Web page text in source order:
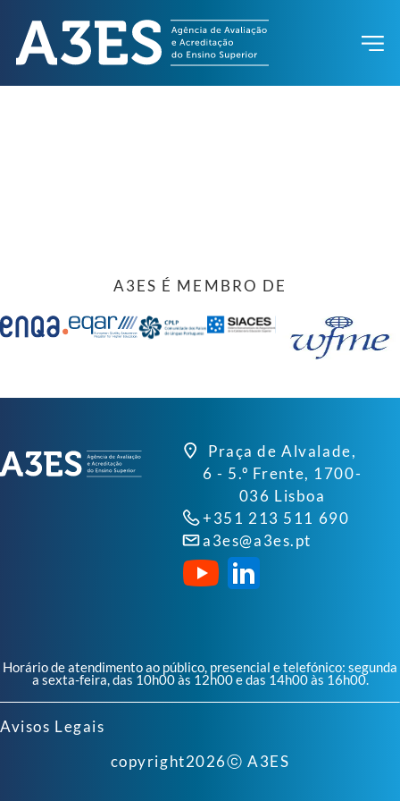
A3ES É MEMBRO DE
Praça de Alvalade,
6 - 5.º Frente, 1700-
036 Lisboa
+351 213 511 690
a3es@a3es.pt
Horário de atendimento ao público, presencial e telefónico: segunda
a sexta-feira, das 10h00 às 12h00 e das 14h00 às 16h00.
Avisos Legais
copyright2026ⓒ A3ES